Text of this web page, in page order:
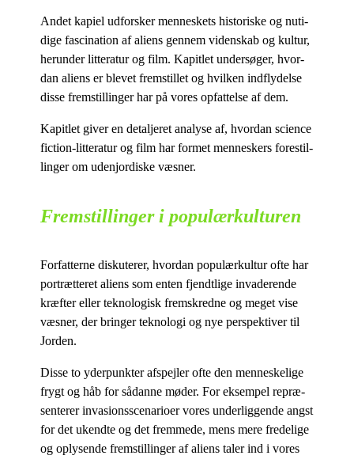
An­det ka­pi­el ud­for­sker men­ne­skets hi­sto­ri­ske og nu­ti­
di­ge fa­sci­na­tion af ali­ens gen­nem vi­den­skab og kul­tur,
her­un­der lit­te­ra­tur og film. Ka­pit­let un­der­sø­ger, hvor­
dan ali­ens er ble­vet frem­stil­let og hvil­ken ind­fly­del­se
dis­se frem­stil­lin­ger har på vo­res op­fat­tel­se af dem.
Ka­pit­let gi­ver en de­tal­je­ret ana­ly­se af, hvor­dan sci­en­ce
fi­ction-lit­te­ra­tur og film har for­met men­ne­skers fo­re­stil­
lin­ger om udenjor­di­ske væsner.
Fremstillinger i populærkulturen
For­fat­ter­ne dis­ku­te­rer, hvor­dan po­pu­lær­kul­tur ofte har
po­rtræt­te­ret ali­ens som en­ten fjendt­li­ge in­va­de­ren­de
kræf­ter el­ler tek­no­lo­gisk frem­skred­ne og me­get vise
væs­ner, der brin­ger tek­no­lo­gi og nye per­spek­ti­ver til
Jorden.
Dis­se to yder­punk­ter af­spej­ler ofte den men­ne­ske­li­ge
frygt og håb for så­dan­ne mø­der. For ek­sem­pel re­præ­
sen­te­rer in­va­sions­sce­na­rio­er vo­res un­der­lig­gen­de angst
for det ukend­te og det frem­me­de, mens mere fre­de­li­ge
og op­ly­sen­de frem­stil­lin­ger af ali­ens ta­ler ind i vo­res